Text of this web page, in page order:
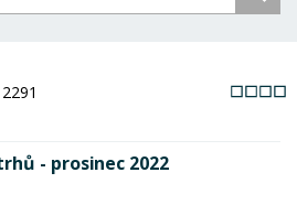
2291
- prosinec 2022